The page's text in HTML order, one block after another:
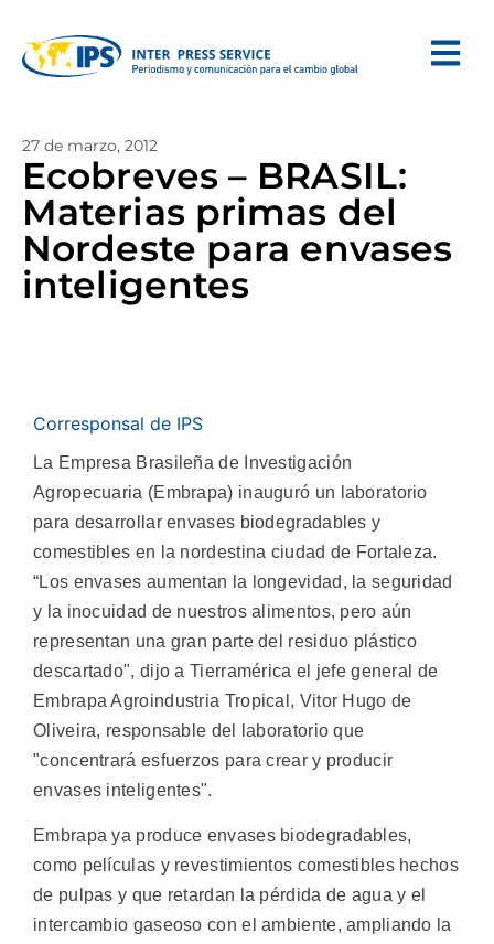
27 de marzo, 2012
Ecobreves – BRASIL:
Materias primas del
Nordeste para envases
inteligentes
Corresponsal de IPS
La Empresa Brasileña de Investigación
Agropecuaria (Embrapa) inauguró un laboratorio
para desarrollar envases biodegradables y
comestibles en la nordestina ciudad de Fortaleza.
“Los envases aumentan la longevidad, la seguridad
y la inocuidad de nuestros alimentos, pero aún
representan una gran parte del residuo plástico
descartado", dijo a Tierramérica el jefe general de
Embrapa Agroindustria Tropical, Vitor Hugo de
Oliveira, responsable del laboratorio que
"concentrará esfuerzos para crear y producir
envases inteligentes".
Embrapa ya produce envases biodegradables,
como películas y revestimientos comestibles hechos
de pulpas y que retardan la pérdida de agua y el
intercambio gaseoso con el ambiente, ampliando la